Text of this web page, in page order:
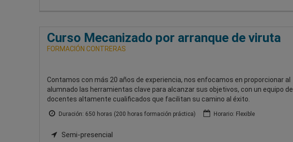
Curso Mecanizado por arranque de viruta
FORMACIÓN CONTRERAS
Contamos con más 20 años de experiencia, nos enfocamos en proporcionar al
alumnado las herramientas clave para alcanzar sus objetivos, con un equipo de
docentes altamente cualificados que facilitan su camino al éxito.
Duración: 650 horas (200 horas formación práctica) Horario: Flexible
Semi-presencial